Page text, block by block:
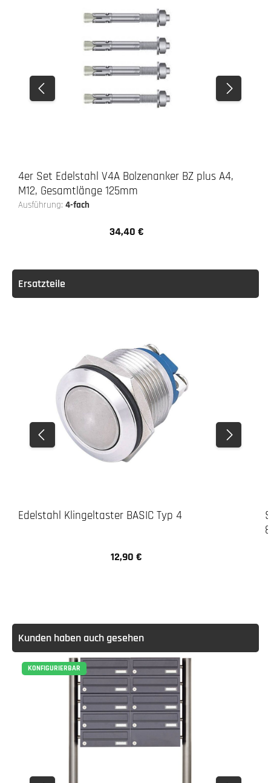
4er Set Edelstahl V4A Bolzenanker BZ plus A4,
M12, Gesamtlänge 125mm
Ausführung:4-fach
Regulärer Preis:
34,40 €
Ersatzteile
Edelstahl Klingeltaster BASIC Typ 4
Regulärer Preis:
12,90 €
Kunden haben auch gesehen
KONFIGURIERBAR